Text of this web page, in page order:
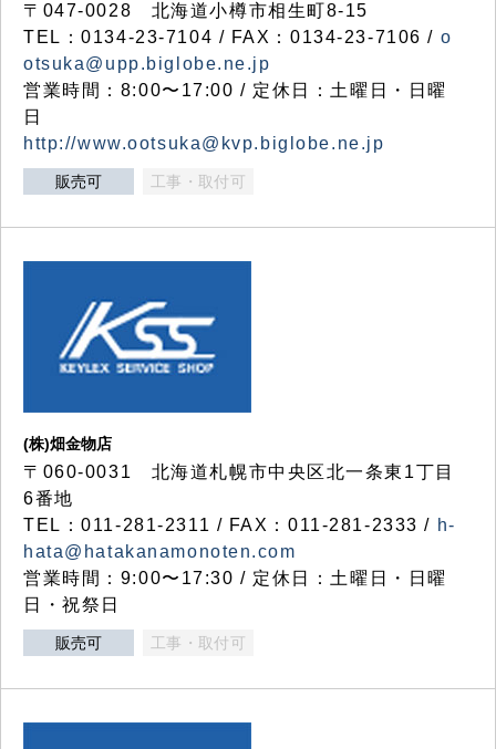
〒047-0028 北海道小樽市相生町8-15
TEL：0134-23-7104 / FAX：0134-23-7106 / o
otsuka@upp.biglobe.ne.jp
営業時間：8:00〜17:00 / 定休日：土曜日・日曜
日
http://www.ootsuka@kvp.biglobe.ne.jp
販売可 工事・取付可
(株)畑金物店
〒060-0031 北海道札幌市中央区北一条東1丁目
6番地
TEL：011-281-2311 / FAX：011-281-2333 / h-
hata@hatakanamonoten.com
営業時間：9:00〜17:30 / 定休日：土曜日・日曜
日・祝祭日
販売可 工事・取付可